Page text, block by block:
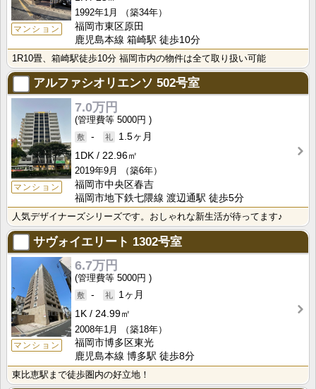
マンション
1992年1月
（築34年）
福岡市東区原田
鹿児島本線 箱崎駅 徒歩10分
1R10畳、箱崎駅徒歩10分 福岡市内の物件は全て取り扱い可能
アルファシオリエンソ 502号室
マンション
7.0万円
5000円
-
1.5ヶ月
1DK
22.96㎡
2019年9月
（築6年）
福岡市中央区春吉
福岡市地下鉄七隈線 渡辺通駅 徒歩5分
人気デザイナーズシリーズです。おしゃれな新生活が待ってます♪
サヴォイエリート 1302号室
マンション
6.7万円
5000円
-
1ヶ月
1K
24.99㎡
2008年1月
（築18年）
福岡市博多区東光
鹿児島本線 博多駅 徒歩8分
東比恵駅まで徒歩圏内の好立地！